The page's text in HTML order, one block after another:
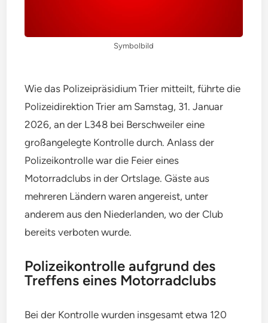
Symbolbild
Wie das Polizeipräsidium Trier mitteilt, führte die
Polizeidirektion Trier am Samstag, 31. Januar
2026, an der L348 bei Berschweiler eine
großangelegte Kontrolle durch. Anlass der
Polizeikontrolle war die Feier eines
Motorradclubs in der Ortslage. Gäste aus
mehreren Ländern waren angereist, unter
anderem aus den Niederlanden, wo der Club
bereits verboten wurde.
Polizeikontrolle aufgrund des
Treffens eines Motorradclubs
Bei der Kontrolle wurden insgesamt etwa 120